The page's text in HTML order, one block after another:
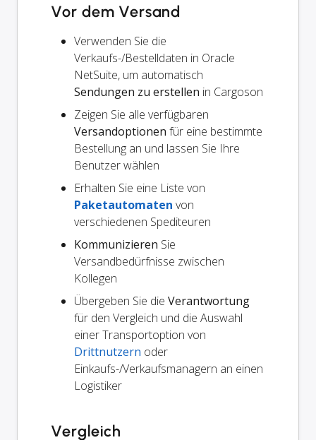
Vor dem Versand
Verwenden Sie die
Verkaufs-/Bestelldaten in Oracle
NetSuite, um automatisch
Sendungen zu erstellen in Cargoson
Zeigen Sie alle verfügbaren
Versandoptionen für eine bestimmte
Bestellung an und lassen Sie Ihre
Benutzer wählen
Erhalten Sie eine Liste von
Paketautomaten von
verschiedenen Spediteuren
Kommunizieren Sie
Versandbedürfnisse zwischen
Kollegen
Übergeben Sie die Verantwortung
für den Vergleich und die Auswahl
einer Transportoption von
Drittnutzern oder
Einkaufs-/Verkaufsmanagern an einen
Logistiker
Vergleich